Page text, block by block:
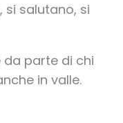
si salutano, si
da parte di chi
in valle.